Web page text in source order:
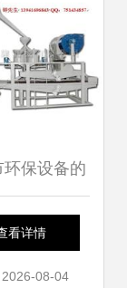
环保设备的
发 环保设备
应 环保设
看详情
08-04